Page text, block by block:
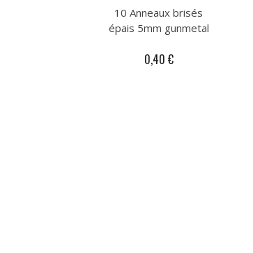
10 Anneaux brisés
épais 5mm gunmetal
0,40 €